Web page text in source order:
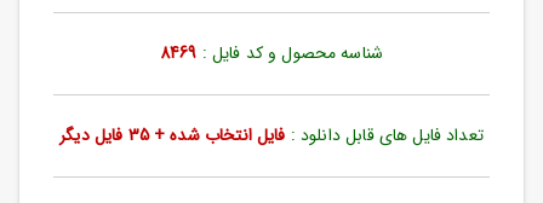
ورود
به
شناسه محصول و کد فایل : 8469
تعداد فایل های قابل دانلود : فایل انتخاب شده + 35 فایل دیگر